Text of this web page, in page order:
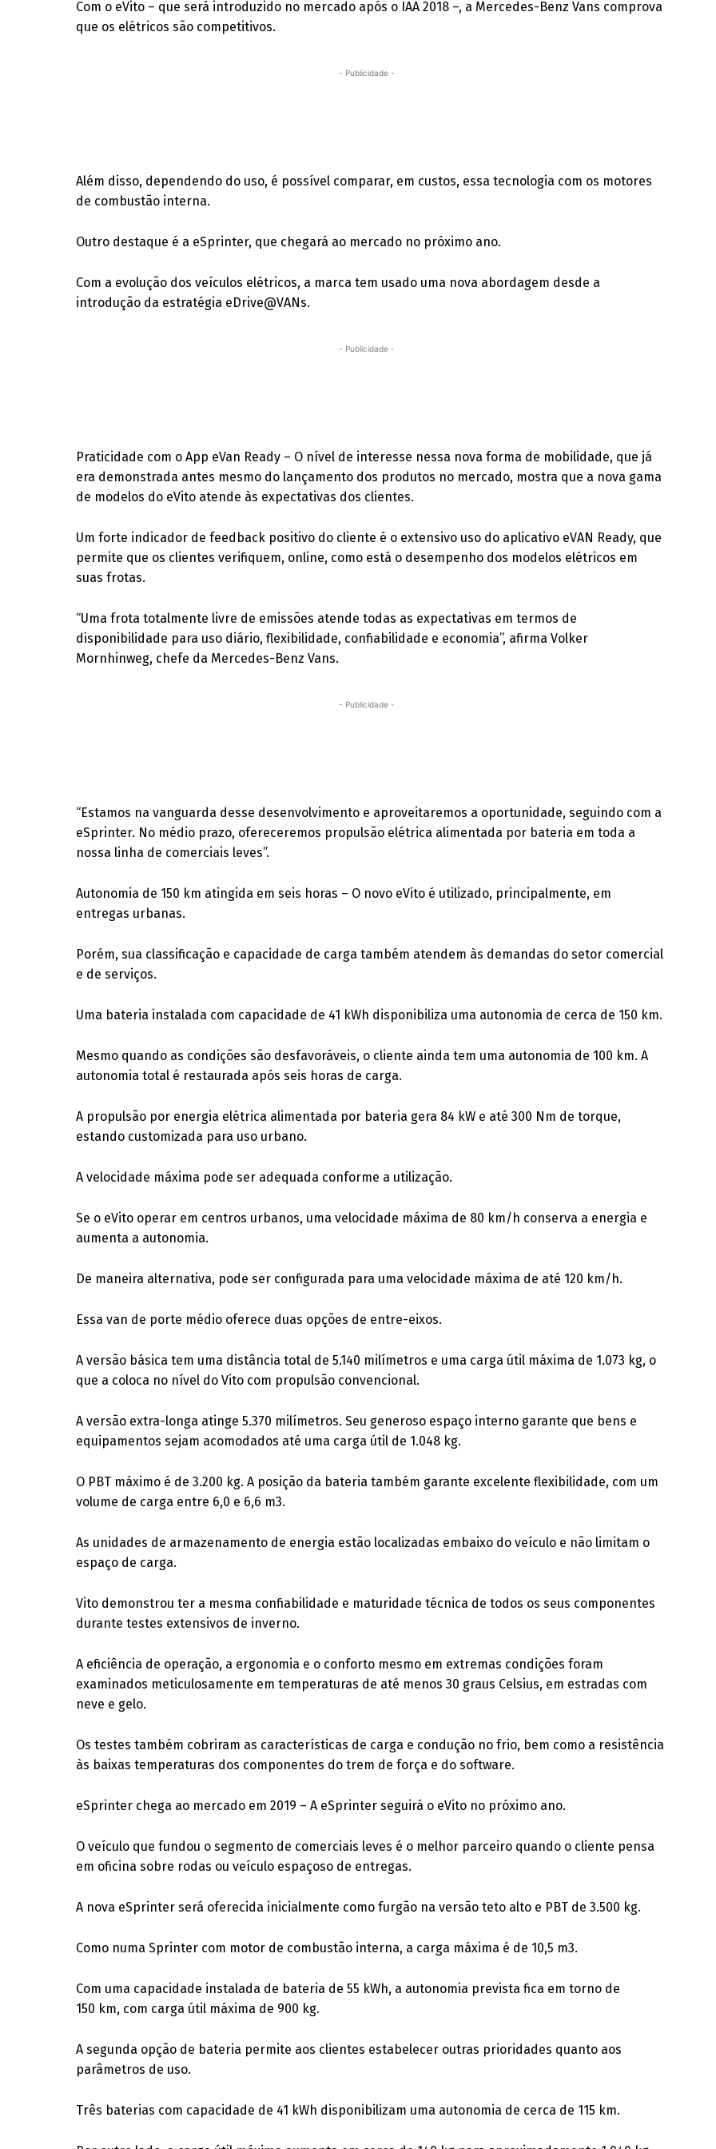
Com o eVito – que será introduzido no mercado após o IAA 2018 –, a Mercedes-Benz Vans comprova
que os elétricos são competitivos.
- Publicidade -
Além disso, dependendo do uso, é possível comparar, em custos, essa tecnologia com os motores
de combustão interna.
Outro destaque é a eSprinter, que chegará ao mercado no próximo ano.
Com a evolução dos veículos elétricos, a marca tem usado uma nova abordagem desde a
introdução da estratégia eDrive@VANs.
- Publicidade -
Praticidade com o App eVan Ready – O nível de interesse nessa nova forma de mobilidade, que já
era demonstrada antes mesmo do lançamento dos produtos no mercado, mostra que a nova gama
de modelos do eVito atende às expectativas dos clientes.
Um forte indicador de feedback positivo do cliente é o extensivo uso do aplicativo eVAN Ready, que
permite que os clientes verifiquem, online, como está o desempenho dos modelos elétricos em
suas frotas.
“Uma frota totalmente livre de emissões atende todas as expectativas em termos de
disponibilidade para uso diário, flexibilidade, confiabilidade e economia”, afirma Volker
Mornhinweg, chefe da Mercedes-Benz Vans.
- Publicidade -
“Estamos na vanguarda desse desenvolvimento e aproveitaremos a oportunidade, seguindo com a
eSprinter. No médio prazo, ofereceremos propulsão elétrica alimentada por bateria em toda a
nossa linha de comerciais leves”.
Autonomia de 150 km atingida em seis horas – O novo eVito é utilizado, principalmente, em
entregas urbanas.
Porém, sua classificação e capacidade de carga também atendem às demandas do setor comercial
e de serviços.
Uma bateria instalada com capacidade de 41 kWh disponibiliza uma autonomia de cerca de 150 km.
Mesmo quando as condições são desfavoráveis, o cliente ainda tem uma autonomia de 100 km. A
autonomia total é restaurada após seis horas de carga.
A propulsão por energia elétrica alimentada por bateria gera 84 kW e até 300 Nm de torque,
estando customizada para uso urbano.
A velocidade máxima pode ser adequada conforme a utilização.
Se o eVito operar em centros urbanos, uma velocidade máxima de 80 km/h conserva a energia e
aumenta a autonomia.
De maneira alternativa, pode ser configurada para uma velocidade máxima de até 120 km/h.
Essa van de porte médio oferece duas opções de entre-eixos.
A versão básica tem uma distância total de 5.140 milímetros e uma carga útil máxima de 1.073 kg, o
que a coloca no nível do Vito com propulsão convencional.
A versão extra-longa atinge 5.370 milímetros. Seu generoso espaço interno garante que bens e
equipamentos sejam acomodados até uma carga útil de 1.048 kg.
O PBT máximo é de 3.200 kg. A posição da bateria também garante excelente flexibilidade, com um
volume de carga entre 6,0 e 6,6 m3.
As unidades de armazenamento de energia estão localizadas embaixo do veículo e não limitam o
espaço de carga.
Vito demonstrou ter a mesma confiabilidade e maturidade técnica de todos os seus componentes
durante testes extensivos de inverno.
A eficiência de operação, a ergonomia e o conforto mesmo em extremas condições foram
examinados meticulosamente em temperaturas de até menos 30 graus Celsius, em estradas com
neve e gelo.
Os testes também cobriram as características de carga e condução no frio, bem como a resistência
às baixas temperaturas dos componentes do trem de força e do software.
eSprinter chega ao mercado em 2019 – A eSprinter seguirá o eVito no próximo ano.
O veículo que fundou o segmento de comerciais leves é o melhor parceiro quando o cliente pensa
em oficina sobre rodas ou veículo espaçoso de entregas.
A nova eSprinter será oferecida inicialmente como furgão na versão teto alto e PBT de 3.500 kg.
Como numa Sprinter com motor de combustão interna, a carga máxima é de 10,5 m3.
Com uma capacidade instalada de bateria de 55 kWh, a autonomia prevista fica em torno de
150 km, com carga útil máxima de 900 kg.
A segunda opção de bateria permite aos clientes estabelecer outras prioridades quanto aos
parâmetros de uso.
Três baterias com capacidade de 41 kWh disponibilizam uma autonomia de cerca de 115 km.